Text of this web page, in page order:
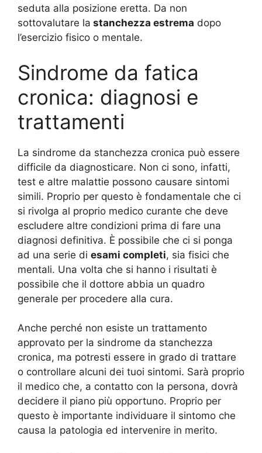
seduta alla posizione eretta. Da non
sottovalutare la stanchezza estrema dopo
l’esercizio fisico o mentale.
Sindrome da fatica
cronica: diagnosi e
trattamenti
La sindrome da stanchezza cronica può essere
difficile da diagnosticare. Non ci sono, infatti,
test e altre malattie possono causare sintomi
simili. Proprio per questo è fondamentale che ci
si rivolga al proprio medico curante che deve
escludere altre condizioni prima di fare una
diagnosi definitiva. È possibile che ci si ponga
ad una serie di esami completi, sia fisici che
mentali. Una volta che si hanno i risultati è
possibile che il dottore abbia un quadro
generale per procedere alla cura.
Anche perché non esiste un trattamento
approvato per la sindrome da stanchezza
cronica, ma potresti essere in grado di trattare
o controllare alcuni dei tuoi sintomi. Sarà proprio
il medico che, a contatto con la persona, dovrà
decidere il piano più opportuno. Proprio per
questo è importante individuare il sintomo che
causa la patologia ed intervenire in merito.